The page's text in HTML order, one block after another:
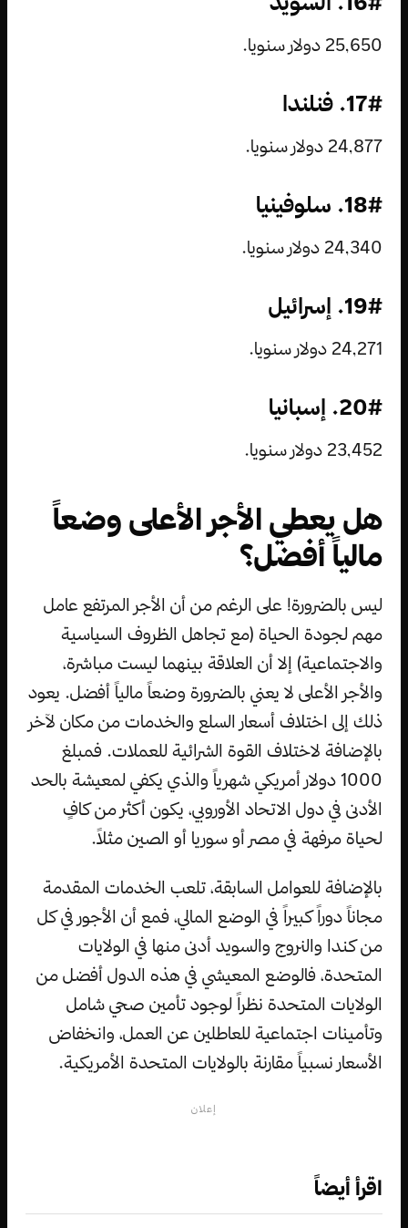
25,650 دولار سنويا.
17#. فنلندا
24,877 دولار سنويا.
18#. سلوفينيا
24,340 دولار سنويا.
19#. إسرائيل
24,271 دولار سنويا.
20#. إسبانيا
23,452 دولار سنويا.
هل يعطي الأجر الأعلى وضعاً
مالياً أفضل؟
ليس بالضرورة! على الرغم من أن الأجر المرتفع عامل
مهم لجودة الحياة (مع تجاهل الظروف السياسية
والاجتماعية) إلا أن العلاقة بينهما ليست مباشرة،
والأجر الأعلى لا يعني بالضرورة وضعاً مالياً أفضل. يعود
ذلك إلى اختلاف أسعار السلع والخدمات من مكان لآخر
بالإضافة لاختلاف القوة الشرائية للعملات. فمبلغ
1000 دولار أمريكي شهرياً والذي يكفي لمعيشة بالحد
الأدنى في دول الاتحاد الأوروبي، يكون أكثر من كافٍ
لحياة مرفهة في مصر أو سوريا أو الصين مثلاً.
بالإضافة للعوامل السابقة، تلعب الخدمات المقدمة
مجاناً دوراً كبيراً في الوضع المالي، فمع أن الأجور في كل
من كندا والنروج والسويد أدنى منها في الولايات
المتحدة، فالوضع المعيشي في هذه الدول أفضل من
الولايات المتحدة نظراً لوجود تأمين صحي شامل
وتأمينات اجتماعية للعاطلين عن العمل، وانخفاض
الأسعار نسبياً مقارنة بالولايات المتحدة الأمريكية.
إعلان
اقرأ أيضاً